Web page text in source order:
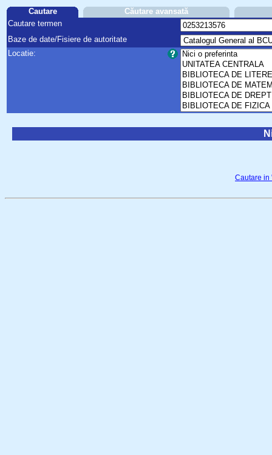
Cautare
Căutare avansată
Cautare termen
Baze de date/Fisiere de autoritate
Locatie:
Cautare in